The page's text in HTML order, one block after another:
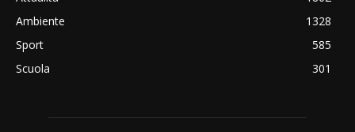
Ambiente
1328
Sport
585
Scuola
301